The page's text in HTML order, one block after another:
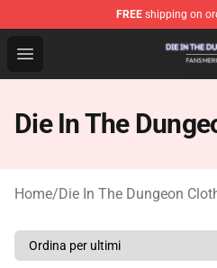
FREE shipping on
Open menu
Die In The Dungeon Shop
Die In The
Home/Die In The Dungeon